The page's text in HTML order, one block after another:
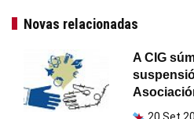
Novas relacionadas
A CIG
20 Set